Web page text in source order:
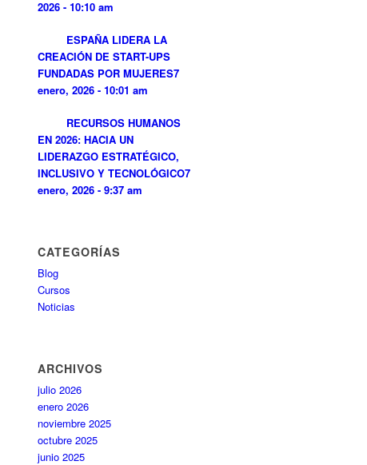
2026 - 10:10 am
ESPAÑA LIDERA LA
CREACIÓN DE START-UPS
FUNDADAS POR MUJERES7
enero, 2026 - 10:01 am
RECURSOS HUMANOS
EN 2026: HACIA UN
LIDERAZGO ESTRATÉGICO,
INCLUSIVO Y TECNOLÓGICO7
enero, 2026 - 9:37 am
CATEGORÍAS
Blog
Cursos
Noticias
ARCHIVOS
julio 2026
enero 2026
noviembre 2025
octubre 2025
junio 2025